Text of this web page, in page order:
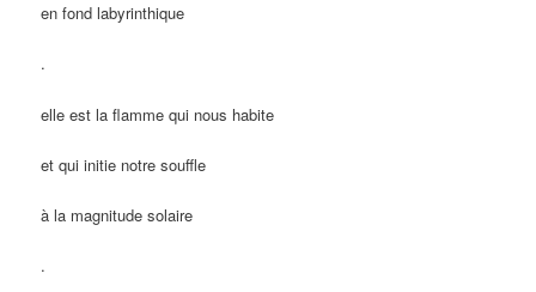
en fond labyrinthique
.
elle est la flamme qui nous habite
et qui initie notre souffle
à la magnitude solaire
.